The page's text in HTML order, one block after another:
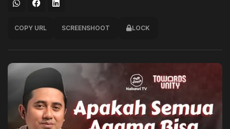
COPY URL SCREENSHOOT LOCK